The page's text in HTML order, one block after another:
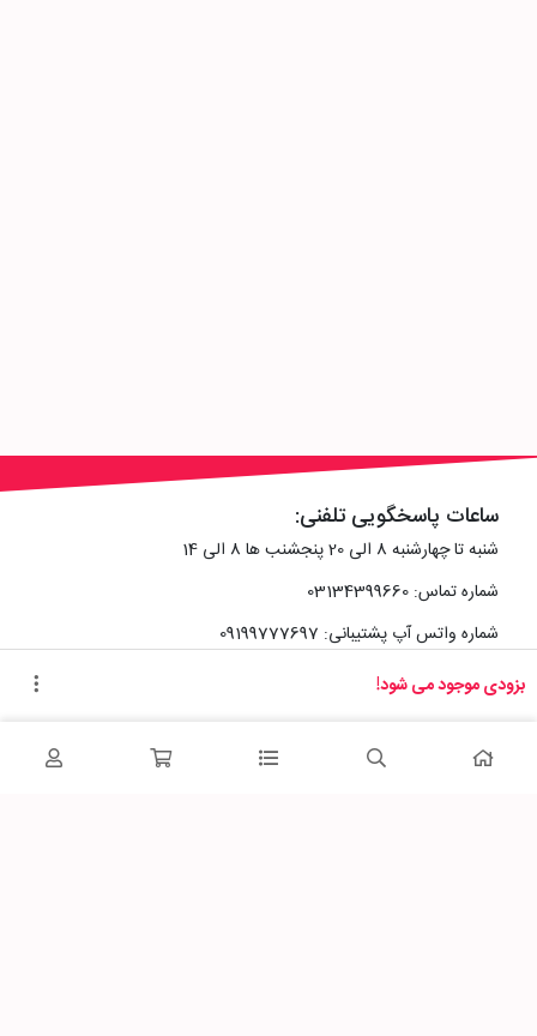
بزودی موجود می شود!
ساعات پاسخگویی تلفنی:
شنبه تا چهارشنبه 8 الی 20 پنجشنب ها 8 الی 14
شماره تماس: 03134399660
شماره واتس آپ پشتیبانی: 09199777697
اصفهان، خیابان رزمندگان، کوچه شماره سه فرعی 2 پلاک 10